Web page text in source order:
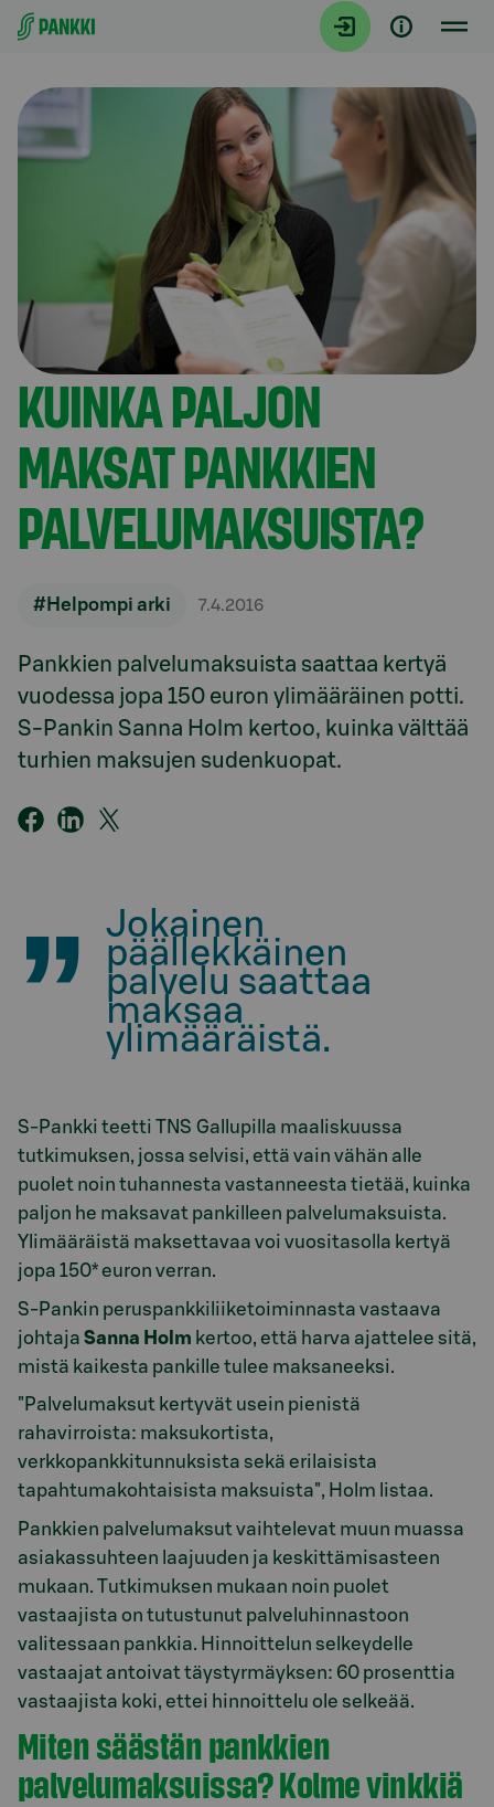
Siirry suoraan sisältöön
Artikkelit
KUINKA PALJON
MAKSAT PANKKIEN
PALVELUMAKSUISTA?
#Helpompi arki 7.4.2016
Pankkien palvelumaksuista saattaa kertyä
vuodessa jopa 150 euron ylimääräinen potti.
S-Pankin Sanna Holm kertoo, kuinka välttää
turhien maksujen sudenkuopat.
Jokainen
päällekkäinen
palvelu saattaa
maksaa
ylimääräistä.
S-Pankki teetti TNS Gallupilla maaliskuussa
tutkimuksen, jossa selvisi, että vain vähän alle
puolet noin tuhannesta vastanneesta tietää, kuinka
paljon he maksavat pankilleen palvelumaksuista.
Ylimääräistä maksettavaa voi vuositasolla kertyä
jopa 150* euron verran.
S-Pankin peruspankkiliiketoiminnasta vastaava
johtaja Sanna Holm kertoo, että harva ajattelee sitä,
mistä kaikesta pankille tulee maksaneeksi.
"Palvelumaksut kertyvät usein pienistä
rahavirroista: maksukortista,
verkkopankkitunnuksista sekä erilaisista
tapahtumakohtaisista maksuista", Holm listaa.
Pankkien palvelumaksut vaihtelevat muun muassa
asiakassuhteen laajuuden ja keskittämisasteen
mukaan. Tutkimuksen mukaan noin puolet
vastaajista on tutustunut palveluhinnastoon
valitessaan pankkia. Hinnoittelun selkeydelle
vastaajat antoivat täystyrmäyksen: 60 prosenttia
vastaajista koki, ettei hinnoittelu ole selkeää.
Miten säästän pankkien
palvelumaksuissa? Kolme vinkkiä